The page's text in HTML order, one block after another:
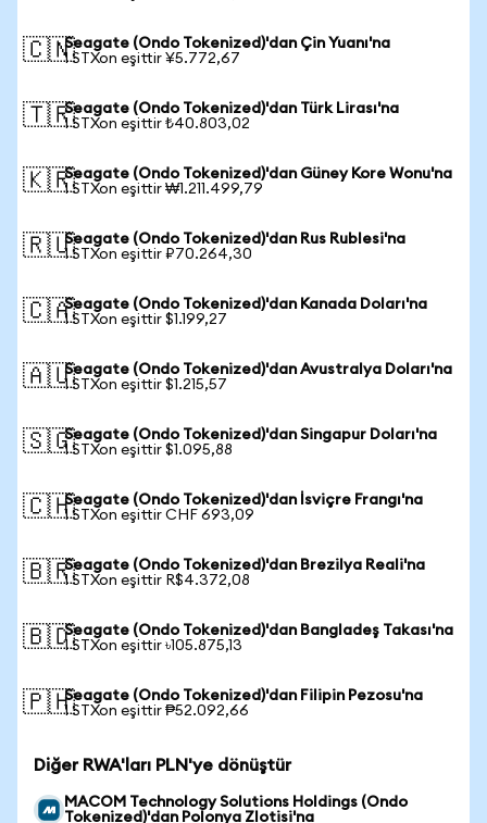
🇨🇳Seagate (Ondo Tokenized)'dan Çin Yuanı'na
1 STXon eşittir ¥5.772,67
🇹🇷Seagate (Ondo Tokenized)'dan Türk Lirası'na
1 STXon eşittir ₺40.803,02
🇰🇷Seagate (Ondo Tokenized)'dan Güney Kore Wonu'na
1 STXon eşittir ₩1.211.499,79
🇷🇺Seagate (Ondo Tokenized)'dan Rus Rublesi'na
1 STXon eşittir ₽70.264,30
🇨🇦Seagate (Ondo Tokenized)'dan Kanada Doları'na
1 STXon eşittir $1.199,27
🇦🇺Seagate (Ondo Tokenized)'dan Avustralya Doları'na
1 STXon eşittir $1.215,57
🇸🇬Seagate (Ondo Tokenized)'dan Singapur Doları'na
1 STXon eşittir $1.095,88
🇨🇭Seagate (Ondo Tokenized)'dan İsviçre Frangı'na
1 STXon eşittir CHF 693,09
🇧🇷Seagate (Ondo Tokenized)'dan Brezilya Reali'na
1 STXon eşittir R$4.372,08
🇧🇩Seagate (Ondo Tokenized)'dan Bangladeş Takası'na
1 STXon eşittir ৳105.875,13
🇵🇭Seagate (Ondo Tokenized)'dan Filipin Pezosu'na
1 STXon eşittir ₱52.092,66
Diğer RWA'ları PLN'ye dönüştür
MACOM Technology Solutions Holdings (Ondo
Tokenized)'dan Polonya Zlotisi'na